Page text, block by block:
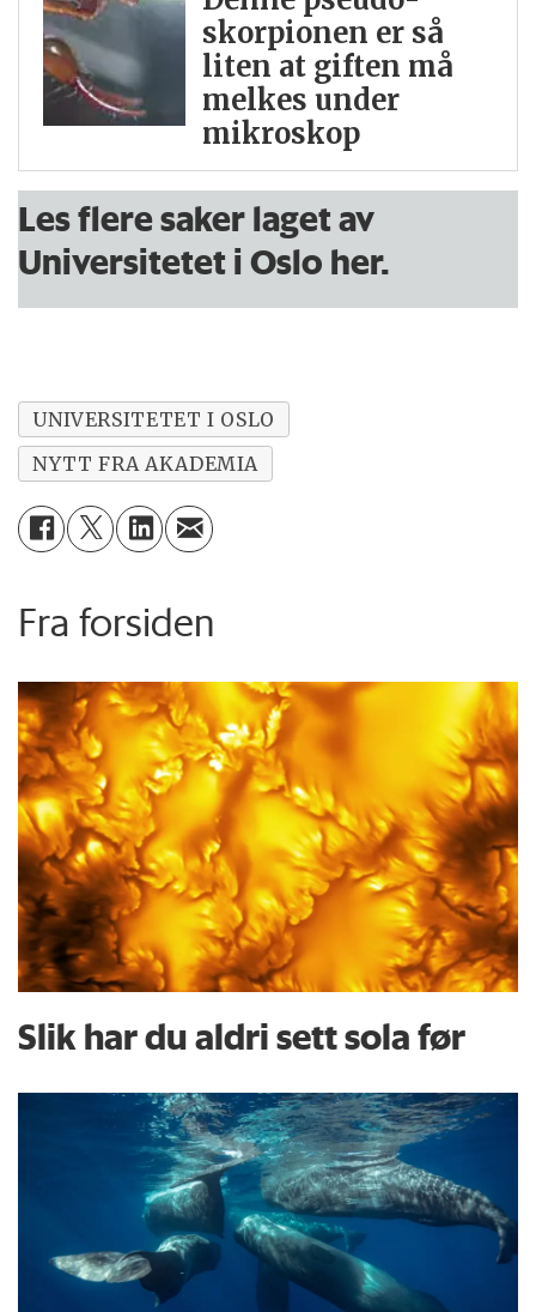
skorpionen er så
liten at giften må
melkes under
mikroskop
Les flere saker laget av
Universitetet i Oslo her.
UNIVERSITETET I OSLO
NYTT FRA AKADEMIA
Fra forsiden
Slik har du aldri sett sola før